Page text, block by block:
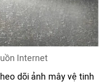
Internet
dõi ảnh mây vệ tinh